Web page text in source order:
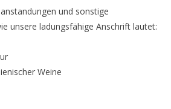
und sonstige
unsere ladungsfähige Anschrift lautet:
Weine